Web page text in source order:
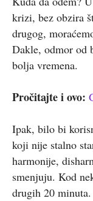
krizi, bez obzira
drugog,
Dakle, odmor od
bolja vremena.
Pročitajte i ovo:
Ipak, bilo bi
koji nije stalno
harmonije,
smenjuju. Kod
drugih 20 minuta.